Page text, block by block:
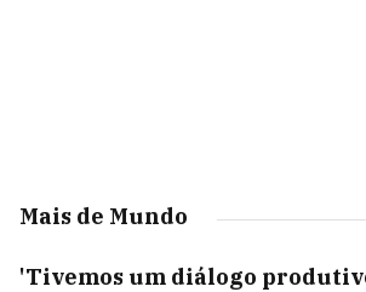
Mais de Mundo
'Tivemos um diálogo